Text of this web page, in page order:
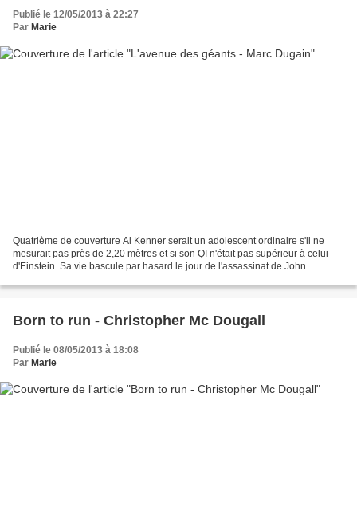
Publié le 12/05/2013 à 22:27
Par Marie
Quatrième de couverture Al Kenner serait un adolescent ordinaire s'il ne
mesurait pas près de 2,20 mètres et si son QI n'était pas supérieur à celui
d'Einstein. Sa vie bascule par hasard le jour de l'assassinat de John
Born to run - Christopher Mc Dougall
Publié le 08/05/2013 à 18:08
Par Marie